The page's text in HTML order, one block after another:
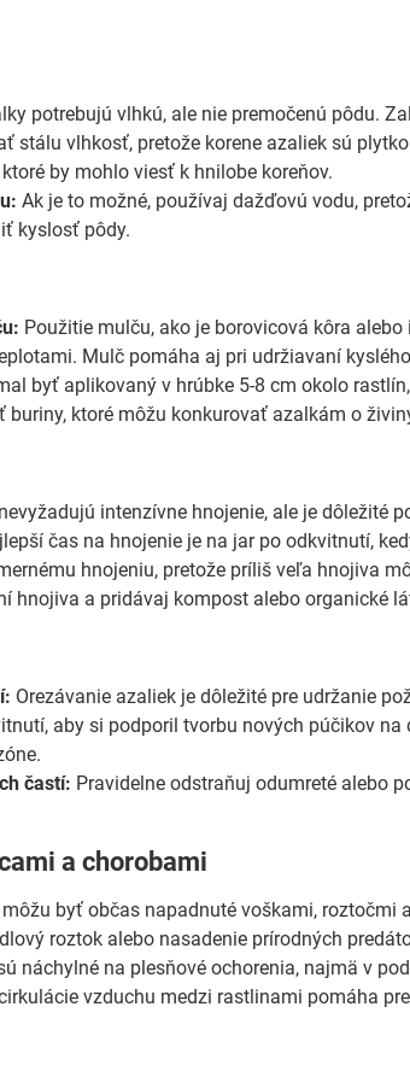
potrebujú vlhkú, ale nie premočenú pôdu.
stálu vlhkosť, pretože korene azaliek sú
by mohlo viesť k hnilobe koreňov.
Ak je to možné, používaj dažďovú vodu,
kyslosť pôdy.
Použitie mulču, ako je borovicová kôra
Mulč pomáha aj pri udržiavaní
byť aplikovaný v hrúbke 5-8 cm okolo
buriny, ktoré môžu konkurovať azalkám o
intenzívne hnojenie, ale je dôležité
čas na hnojenie je na jar po odkvitnutí,
hnojeniu, pretože príliš veľa hnojiva
hnojiva a pridávaj kompost alebo organické
Orezávanie azaliek je dôležité pre udržanie
aby si podporil tvorbu nových púčikov
častí: Pravidelne odstraňuj odumreté alebo
a chorobami
byť občas napadnuté voškami, roztočmi
roztok alebo nasadenie prírodných
náchylné na plesňové ochorenia, najmä v
vzduchu medzi rastlinami pomáha